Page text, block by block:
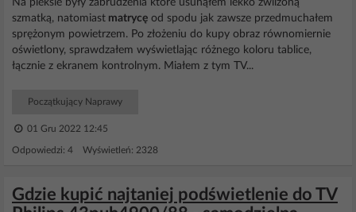
Na pleksie były zabrudzenia które usunąłem lekko zwilżoną
szmatką, natomiast matrycę od spodu jak zawsze przedmuchałem
sprężonym powietrzem. Po złożeniu do kupy obraz równomiernie
oświetlony, sprawdzałem wyświetlając różnego koloru tablice,
łącznie z ekranem kontrolnym. Miałem z tym TV...
Początkujący Naprawy
01 Gru 2022 12:45
Odpowiedzi: 4 Wyświetleń: 2328
Gdzie kupić najtaniej podświetlenie do TV